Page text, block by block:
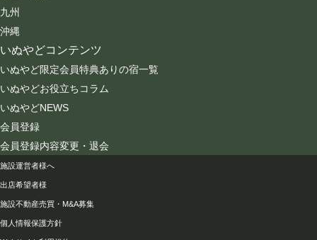
九州
沖縄
いぬやどコンテンツ
いぬやど限定会員特典ありの宿一覧
いぬやどお役立ちコラム
いぬやどNEWS
会員登録
会員登録内容変更・退会
会社情報
施設運営者様へ
出店希望者様
施設不動産売買・M&A募集
個人情報保護方針